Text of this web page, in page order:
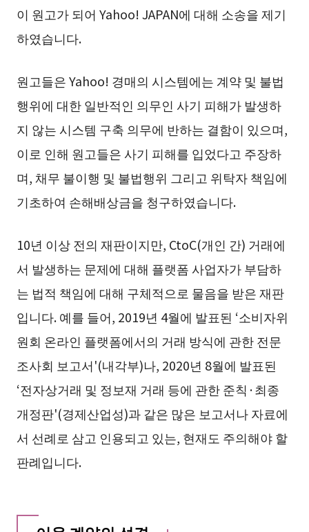
이 원고가 되어 Yahoo! JAPAN에 대해 소송을 제기
하였습니다.
원고들은 Yahoo! 경매의 시스템에는 계약 및 불법
행위에 대한 일반적인 의무인 사기 피해가 발생하
지 않는 시스템 구축 의무에 반하는 결함이 있으며,
이로 인해 원고들은 사기 피해를 입었다고 주장하
며, 채무 불이행 및 불법행위 그리고 위탁자 책임에
기초하여 손해배상금을 청구하였습니다.
10년 이상 전의 재판이지만, CtoC(개인 간) 거래에
서 발생하는 문제에 대해 플랫폼 사업자가 부담하
는 법적 책임에 대해 구체적으로 물음을 받은 재판
입니다. 예를 들어, 2019년 4월에 발표된 ‘소비자위
원회 온라인 플랫폼에서의 거래 방식에 관한 전문
조사회 보고서'(내각부)나, 2020년 8월에 발표된
‘전자상거래 및 정보재 거래 등에 관한 준칙·최종
개정판'(경제산업성)과 같은 많은 보고서나 자료에
서 선례로 삼고 인용되고 있는, 현재도 주의해야 할
판례입니다.